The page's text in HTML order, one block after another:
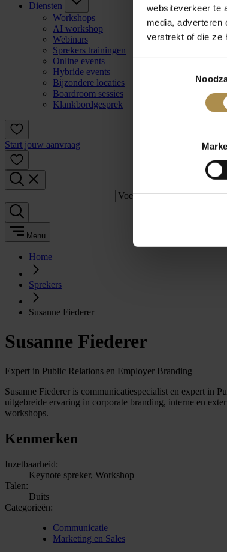
websiteverkeer te
media, adverteren
verstrekt of die ze
Diensten
Workshops
AI workshop
Webinars
Sprekers trainingen
Online events
Hybride events
Bijzondere locaties
Boardroom sessies
Klankbordgesprek
Start jouw aanvraag
Voer een zoekterm in:
Menu
Home
Sprekers
Susanne Fiederer
Susanne Fiederer
Expert in Public Relations en Employer Branding
Susanne Fiederer is communicatiespecialist en expert in
uitgebreide ervaring in corporate branding, interne en
workshops.
Kenmerken
Inzetbaarheid:
Keynote spreker, Workshop
Talen:
Duits
Categorieën:
Communicatie
Marketing en Sales